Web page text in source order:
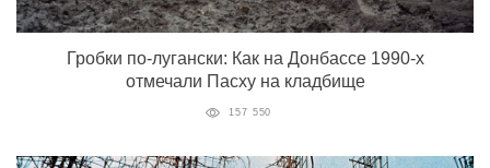
Гробки по-лугански: Как на Донбассе 1990-х
отмечали Пасху на кладбище
157 550